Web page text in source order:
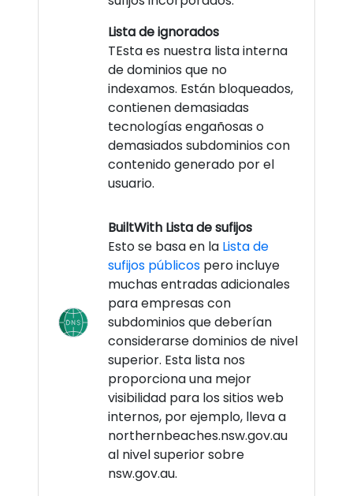
Lista de ignorados
TEsta es nuestra lista interna
de dominios que no
indexamos. Están bloqueados,
contienen demasiadas
tecnologías engañosas o
demasiados subdominios con
contenido generado por el
usuario.
BuiltWith Lista de sufijos
Esto se basa en la Lista de
sufijos públicos pero incluye
muchas entradas adicionales
para empresas con
subdominios que deberían
considerarse dominios de nivel
superior. Esta lista nos
proporciona una mejor
visibilidad para los sitios web
internos, por ejemplo, lleva a
northernbeaches.nsw.gov.au
al nivel superior sobre
nsw.gov.au.